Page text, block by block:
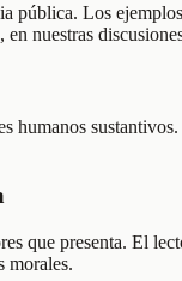
pública. Los
nuestras
humanos
que presenta. El
morales.